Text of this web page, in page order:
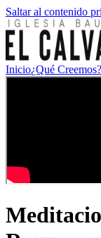
Saltar al contenido
Inicio¿Qué Creemos?